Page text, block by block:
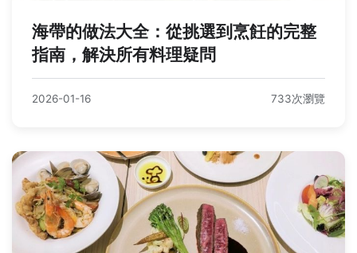
海帶的做法大全：從挑選到烹飪的完整
指南，解決所有料理疑問
2026-01-16 733次瀏覽